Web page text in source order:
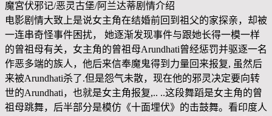
魔宮伏邪记/恶灵古堡/阿兰达蒂剧情介绍
电影剧情大致上是说女主角在结婚前回到祖父的家探亲，却被
一连串奇怪事件困扰， 她逐渐发现事件与跟她长得一模一样
的曾祖母有关，女主角的曾祖母Arundhati曾经惩罚并驱逐一名
作恶多端的族人，他后来信奉魔鬼得到力量回来报复, 虽然后
来被Arundhati杀了.但是怨气未散，现在他的邪灵决定要向转
世的Arundhati，也就是女主角报复,.. ..这段舞蹈是女主角的曾
祖母跳舞，后半部分是模仿《十面埋伏》的击鼓舞。看印度人